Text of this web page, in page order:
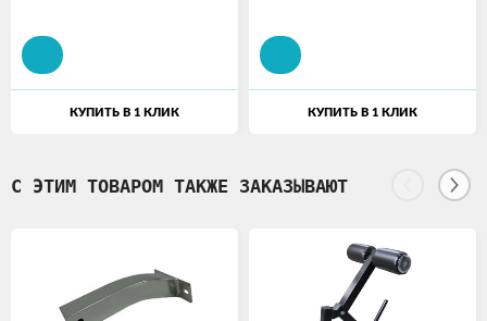
КУПИТЬ В 1 КЛИК КУПИТЬ В 1 КЛИК
С ЭТИМ ТОВАРОМ ТАКЖЕ ЗАКАЗЫВАЮТ